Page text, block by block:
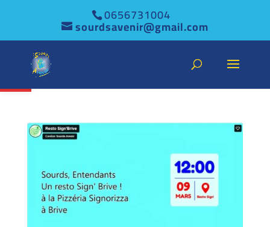
Ouvrir la barre d’outils
0656731004
sourdsavenir@gmail.com